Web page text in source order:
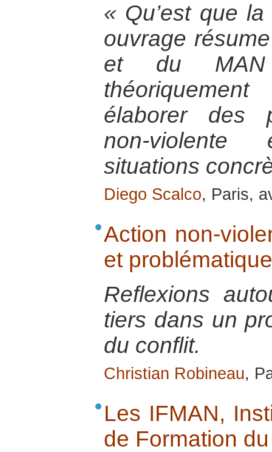
« Qu’est que
ouvrage
et du
élaborer des
non-
situations
Diego Scalco, Paris,
Action non-
et
Reflexions
tiers dans un
du conflit.
Christian Robineau,
Les IFMAN,
de Formation